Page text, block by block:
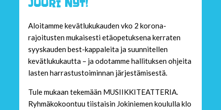
JUURI NYT!
Aloitamme kevätlukukauden vko 2 korona-
rajoitusten mukaisesti etäopetuksena kerraten
syyskauden best-kappaleita ja suunnitellen
kevätlukukautta – ja odotamme hallituksen ohjeita
lasten harrastustoiminnan järjestämisestä.
Tule mukaan tekemään MUSIIKKITEATTERIA.
Ryhmäkokoontuu tiistaisin Jokiniemen koululla klo